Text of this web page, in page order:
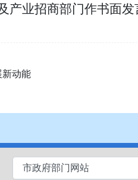
业招商部门作书面发
新动能